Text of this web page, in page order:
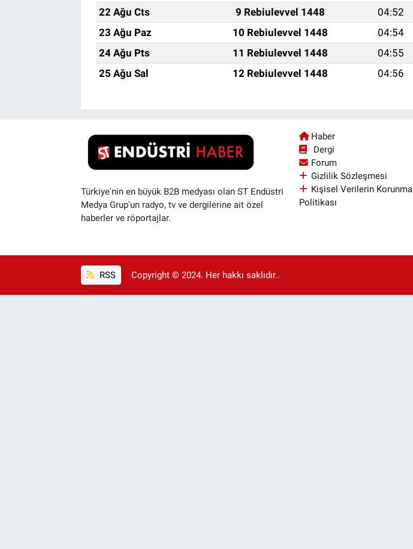
22 Ağu Cts
9 Rebiulevvel 1448 04:52
23 Ağu Paz
10 Rebiulevvel 1448 04:54
24 Ağu Pts
11 Rebiulevvel 1448 04:55
25 Ağu Sal
12 Rebiulevvel 1448 04:56
Türkiye'nin en büyük B2B medyası olan ST Endüstri
Medya Grup'un radyo, tv ve dergilerine ait özel
haberler ve röportajlar.
Haber
Dergi
Forum
Gizlilik Sözleşmesi
Kişisel Verilerin Korunma
Politikası
RSS Copyright © 2024. Her hakkı saklıdır..